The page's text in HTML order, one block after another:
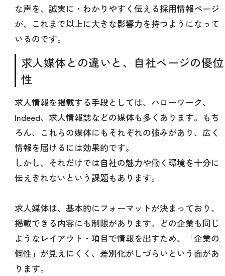
な声を、誠実に・わかりやすく伝える採用情報ページ
が、これまで以上に大きな影響力を持つようになって
いるのです。
求人媒体との違いと、自社ページの優位
性
求人情報を掲載する手段としては、ハローワーク、
Indeed、求人情報誌などの媒体も多くあります。もち
ろん、これらの媒体にもそれぞれの強みがあり、広く
情報を届けるには効果的です。
しかし、それだけでは自社の魅力や働く環境を十分に
伝えきれないという課題もあります。
求人媒体は、基本的にフォーマットが決まっており、
掲載できる内容にも制限があります。どの企業も同じ
ようなレイアウト・項目で情報を出すため、「企業の
個性」が見えにくく、差別化がしづらいという面があ
ります。